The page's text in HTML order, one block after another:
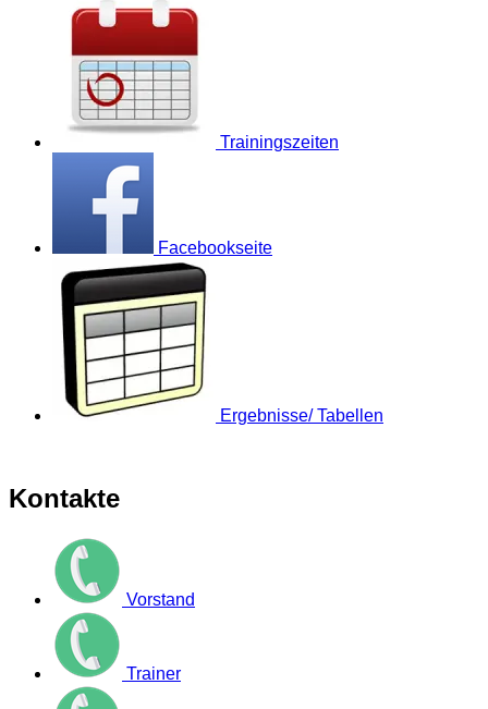
Trainingszeiten
Facebookseite
Ergebnisse/ Tabellen
Kontakte
Vorstand
Trainer